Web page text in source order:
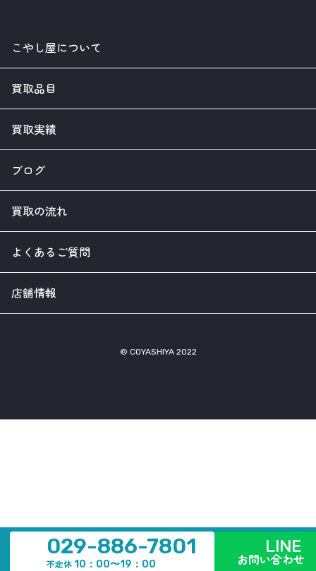
こやし屋について
買取品目
買取実績
ブログ
買取の流れ
よくあるご質問
店舗情報
© COYASHIYA 2022
029-886-7801
不定休10：00〜19：00
LINE
お問い合わせ